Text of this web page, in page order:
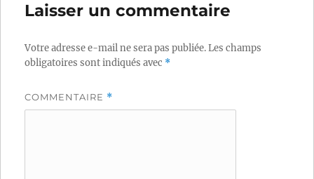
Laisser un commentaire
Votre adresse e-mail ne sera pas publiée.Les champs
obligatoires sont indiqués avec *
COMMENTAIRE *